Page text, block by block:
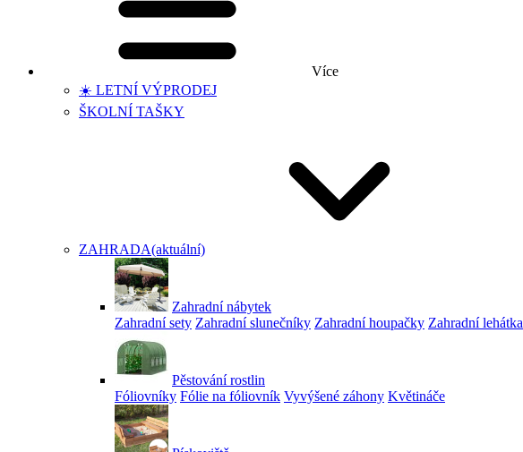
Více
☀️ LETNÍ VÝPRODEJ
ŠKOLNÍ TAŠKY
ZAHRADA(aktuální)
Zahradní nábytek
Zahradní sety Zahradní slunečníky Zahradní houpačky Zahradní lehátka
Pěstování rostlin
Fóliovníky Fólie na fóliovník Vyvýšené záhony Květináče